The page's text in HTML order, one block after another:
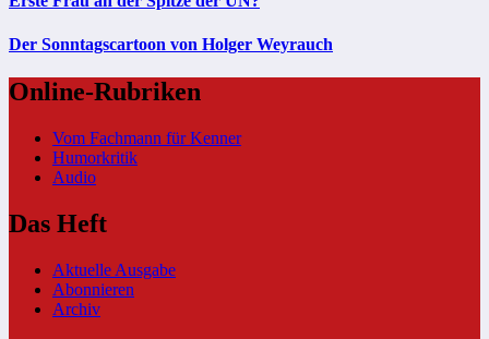
Der Sonntagscartoon von Holger Weyrauch
Online-Rubriken
Vom Fachmann für Kenner
Humorkritik
Audio
Das Heft
Aktuelle Ausgabe
Abonnieren
Archiv